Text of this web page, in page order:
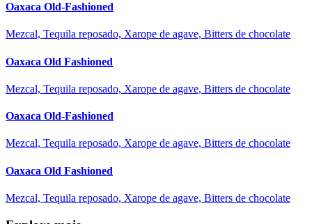
Oaxaca Old-Fashioned
Mezcal, Tequila reposado, Xarope de agave, Bitters de chocolate
Oaxaca Old Fashioned
Mezcal, Tequila reposado, Xarope de agave, Bitters de chocolate
Oaxaca Old-Fashioned
Mezcal, Tequila reposado, Xarope de agave, Bitters de chocolate
Oaxaca Old Fashioned
Mezcal, Tequila reposado, Xarope de agave, Bitters de chocolate